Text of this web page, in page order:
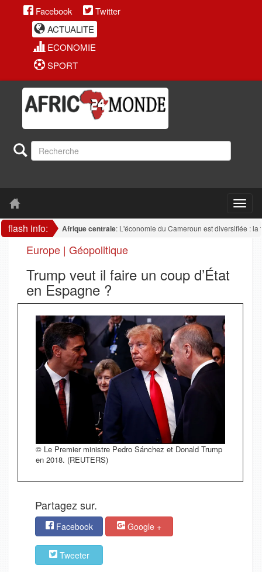
Facebook
Twitter
ACTUALITE
ECONOMIE
SPORT
flash info:Afrique centrale: L'économie du Cameroun est diversifiée : la
Europe | Géopolitique
Trump veut il faire un coup d’État
en Espagne ?
© Le Premier ministre Pedro Sánchez et Donald Trump
en 2018. (REUTERS)
Partagez sur.
Facebook Google +
Tweeter